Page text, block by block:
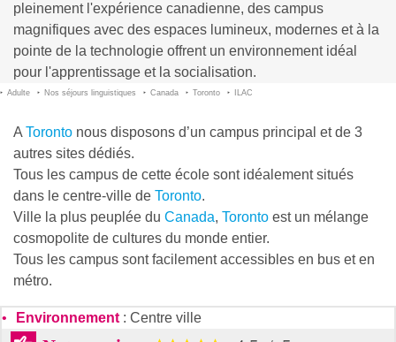
pleinement l'expérience canadienne, des campus
magnifiques avec des espaces lumineux, modernes et à la
pointe de la technologie offrent un environnement idéal
pour l'apprentissage et la socialisation.
Adulte Nos séjours linguistiques Canada Toronto ILAC
A Toronto nous disposons d’un campus principal et de 3
autres sites dédiés.
Tous les campus de cette école sont idéalement situés
dans le centre-ville de Toronto.
Ville la plus peuplée du Canada, Toronto est un mélange
cosmopolite de cultures du monde entier.
Tous les campus sont facilement accessibles en bus et en
métro.
Environnement: Centre ville